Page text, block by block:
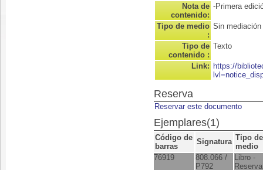
Nota de
contenido:
-Primera
Tipo de medio
:
Sin mediación
Tipo de
contenido :
Texto
Link: https://
Reserva
Reservar este documento
Ejemplares(1)
Código de
barras
Signatura Tipo de
medio
76919
808.066 /
P792
Libro -
Reserva